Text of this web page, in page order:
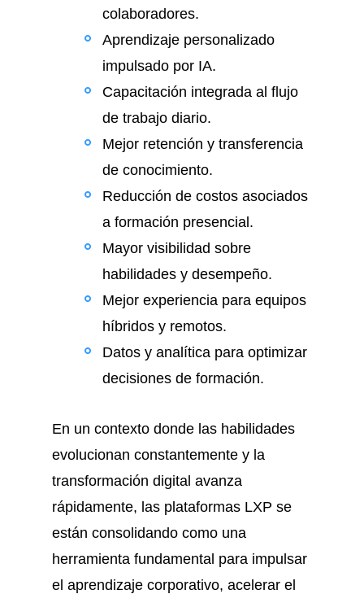
colaboradores.
Aprendizaje personalizado
impulsado por IA.
Capacitación integrada al flujo
de trabajo diario.
Mejor retención y transferencia
de conocimiento.
Reducción de costos asociados
a formación presencial.
Mayor visibilidad sobre
habilidades y desempeño.
Mejor experiencia para equipos
híbridos y remotos.
Datos y analítica para optimizar
decisiones de formación.
En un contexto donde las habilidades
evolucionan constantemente y la
transformación digital avanza
rápidamente, las plataformas LXP se
están consolidando como una
herramienta fundamental para impulsar
el aprendizaje corporativo, acelerar el